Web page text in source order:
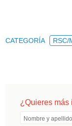
CATEGORÍA RSC/
¿Quieres más
Nombre y